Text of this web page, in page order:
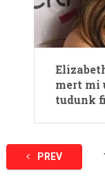
mert mi
tudunk
lapozása
PREV